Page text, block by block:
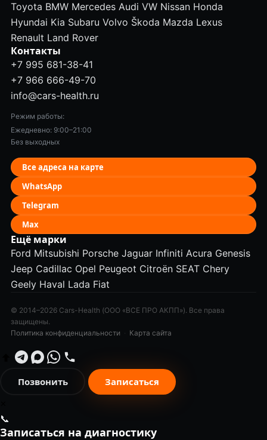
Toyota BMW Mercedes Audi VW Nissan Honda
Hyundai Kia Subaru Volvo Škoda Mazda Lexus
Renault Land Rover
Контакты
+7 995 681-38-41
+7 966 666-49-70
info@cars-health.ru
Режим работы:
Ежедневно: 9:00–21:00
Без выходных
Все адреса на карте
WhatsApp
Telegram
Max
Ещё марки
Ford Mitsubishi Porsche Jaguar Infiniti Acura Genesis
Jeep Cadillac Opel Peugeot Citroën SEAT Chery
Geely Haval Lada Fiat
© 2014–2026 Cars-Health (ООО «ВСЕ ПРО АКПП»). Все права
защищены.
Политика конфиденциальности · Карта сайта
Позвонить Записаться
📞
Записаться на диагностику